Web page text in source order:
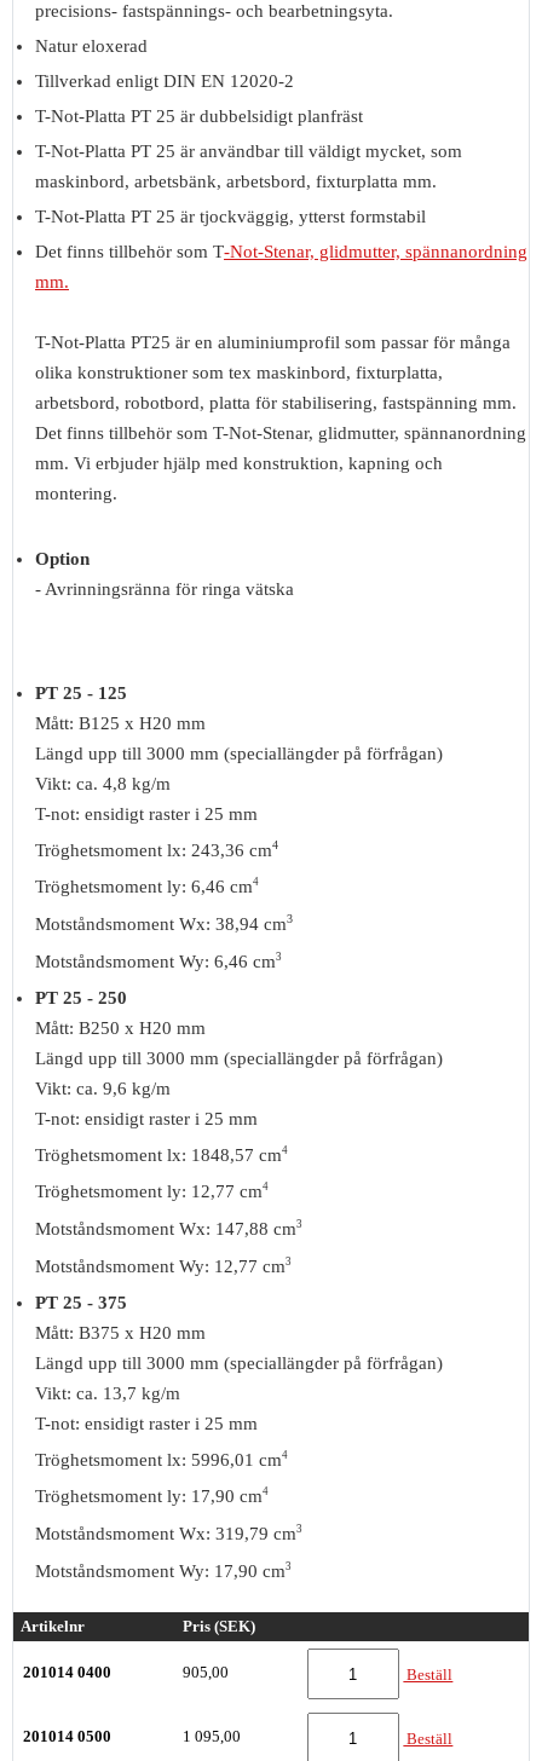
precisions- fastspännings- och bearbetningsyta.
Natur eloxerad
Tillverkad enligt DIN EN 12020-2
T-Not-Platta PT 25 är dubbelsidigt planfräst
T-Not-Platta PT 25 är användbar till väldigt mycket, som
maskinbord, arbetsbänk, arbetsbord, fixturplatta mm.
T-Not-Platta PT 25 är tjockväggig, ytterst formstabil
Det finns tillbehör som T-Not-Stenar, glidmutter, spännanordning
mm.
T-Not-Platta PT25 är en aluminiumprofil som passar för många
olika konstruktioner som tex maskinbord, fixturplatta,
arbetsbord, robotbord, platta för stabilisering, fastspänning mm.
Det finns tillbehör som T-Not-Stenar, glidmutter, spännanordning
mm. Vi erbjuder hjälp med konstruktion, kapning och
montering.
Option
- Avrinningsränna för ringa vätska
PT 25 - 125
Mått: B125 x H20 mm
Längd upp till 3000 mm (speciallängder på förfrågan)
Vikt: ca. 4,8 kg/m
T-not: ensidigt raster i 25 mm
Tröghetsmoment lx: 243,36 cm4
Tröghetsmoment ly: 6,46 cm4
Motståndsmoment Wx: 38,94 cm3
Motståndsmoment Wy: 6,46 cm3
PT 25 - 250
Mått: B250 x H20 mm
Längd upp till 3000 mm (speciallängder på förfrågan)
Vikt: ca. 9,6 kg/m
T-not: ensidigt raster i 25 mm
Tröghetsmoment lx: 1848,57 cm4
Tröghetsmoment ly: 12,77 cm4
Motståndsmoment Wx: 147,88 cm3
Motståndsmoment Wy: 12,77 cm3
PT 25 - 375
Mått: B375 x H20 mm
Längd upp till 3000 mm (speciallängder på förfrågan)
Vikt: ca. 13,7 kg/m
T-not: ensidigt raster i 25 mm
Tröghetsmoment lx: 5996,01 cm4
Tröghetsmoment ly: 17,90 cm4
Motståndsmoment Wx: 319,79 cm3
Motståndsmoment Wy: 17,90 cm3
Artikelnr Pris (SEK)
201014 0400 905,00 Beställ
201014 0500 1 095,00 Beställ